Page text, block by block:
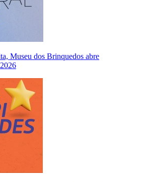
Museu dos Brinquedos abre